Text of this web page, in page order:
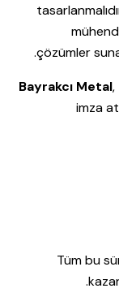
çözümler
Bayrakcı Metal,
imza
Tüm bu